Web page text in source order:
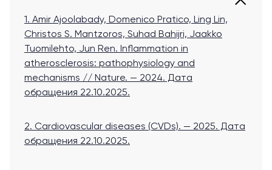
1. Amir Ajoolabady, Domenico Pratico, Ling Lin,
Christos S. Mantzoros, Suhad Bahijri, Jaakko
Tuomilehto, Jun Ren. Inflammation in
atherosclerosis: pathophysiology and
mechanisms // Nature. — 2024. Дата
обращения 22.10.2025.
2. Cardiovascular diseases (CVDs). — 2025. Дата
обращения 22.10.2025.